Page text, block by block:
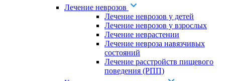
Лечение неврозов
Лечение неврозов у детей
Лечение неврозов у взрослых
Лечение неврастении
Лечение невроза навязчивых
состояний
Лечение расстройств пищевого
поведения (РПП)